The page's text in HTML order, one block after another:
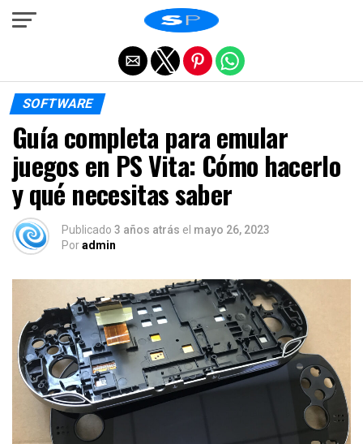
SOFTWARE
Guía completa para emular
juegos en PS Vita: Cómo hacerlo
y qué necesitas saber
Publicado 3 años atrás el mayo 26, 2023
Poradmin
Salir de la versión móvil